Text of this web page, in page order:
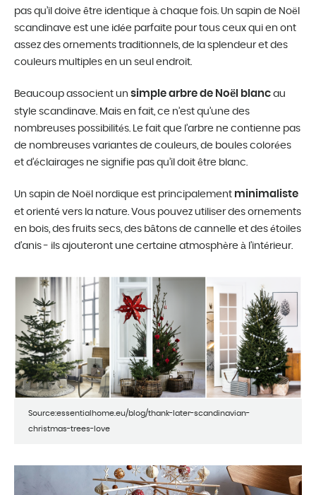
pas qu’il doive être identique à chaque fois. Un sapin de Noël
scandinave est une idée parfaite pour tous ceux qui en ont
assez des ornements traditionnels, de la splendeur et des
couleurs multiples en un seul endroit.
Beaucoup associent un simple arbre de Noël blanc au
style scandinave. Mais en fait, ce n’est qu’une des
nombreuses possibilités. Le fait que l’arbre ne contienne pas
de nombreuses variantes de couleurs, de boules colorées
et d’éclairages ne signifie pas qu’il doit être blanc.
Un sapin de Noël nordique est principalement minimaliste
et orienté vers la nature. Vous pouvez utiliser des ornements
en bois, des fruits secs, des bâtons de cannelle et des étoiles
d’anis - ils ajouteront une certaine atmosphère à l’intérieur.
Source:essentialhome.eu/blog/thank-later-scandinavian-
christmas-trees-love